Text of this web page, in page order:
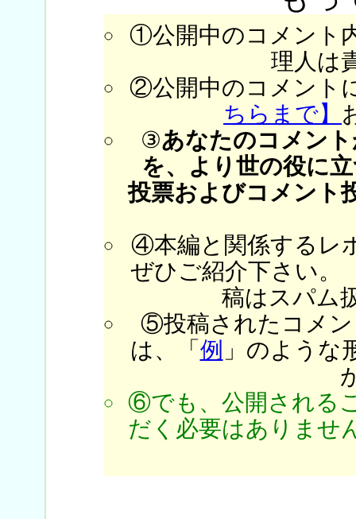
①公開中のコメント
理人は
②公開中のコメント
ちらまで】
③あなたのコメン
を、より世の役に
投票およびコメント
④本編と関係するレ
ぜひご紹介下さい。
稿はスパム
⑤投稿されたコメン
は、「 例 」のような
⑥でも、公開される
だく必要はありませ